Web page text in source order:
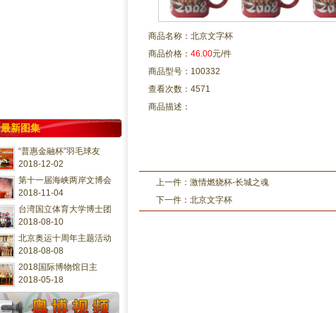
最新图集
“普惠金融杯”羽毛球友
2018-12-02
第十一届海峡两岸文博会
2018-11-04
台湾国立体育大学博士团
2018-08-10
北京奥运十周年主题活动
2018-08-08
2018国际博物馆日主
2018-05-18
商品名称：北京文字杯
商品价格： 46.00元/件
商品型号：100332
查看次数：4571
商品描述：
上一件： 激情燃烧杯-长城之魂
下一件： 北京文字杯